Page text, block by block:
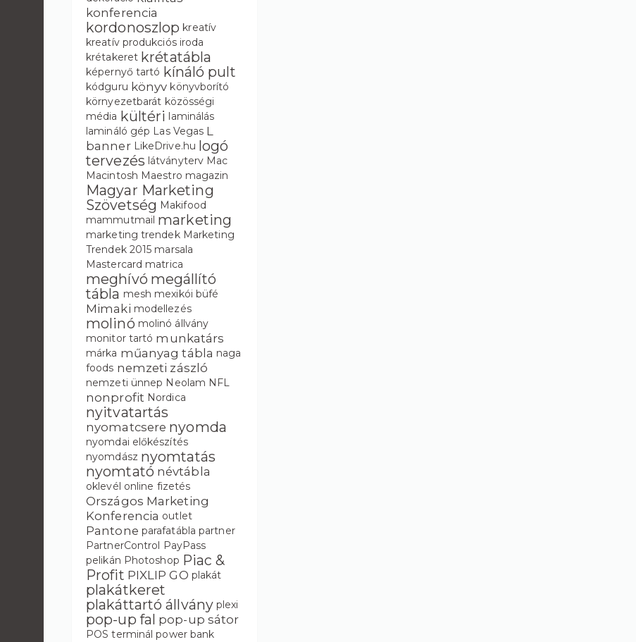
konferencia
kordonoszlop kreatív
kreatív produkciós iroda
krétakeret krétatábla
képernyő tartó kínáló pult
kódguru könyv könyvborító
környezetbarát közösségi
média kültéri laminálás
lamináló gép Las Vegas L
banner LikeDrive.hu logó
tervezés látványterv Mac
Macintosh Maestro magazin
Magyar Marketing
Szövetség Makifood
mammutmail marketing
marketing trendek Marketing
Trendek 2015 marsala
Mastercard matrica
meghívó megállító
tábla mesh mexikói büfé
Mimaki modellezés
molinó molinó állvány
monitor tartó munkatárs
márka műanyag tábla naga
foods nemzeti zászló
nemzeti ünnep Neolam NFL
nonprofit Nordica
nyitvatartás
nyomatcsere nyomda
nyomdai előkészítés
nyomdász nyomtatás
nyomtató névtábla
oklevél online fizetés
Országos Marketing
Konferencia outlet
Pantone parafatábla partner
PartnerControl PayPass
pelikán Photoshop Piac &
Profit PIXLIP GO plakát
plakátkeret
plakáttartó állvány plexi
pop-up fal pop-up sátor
POS terminál power bank